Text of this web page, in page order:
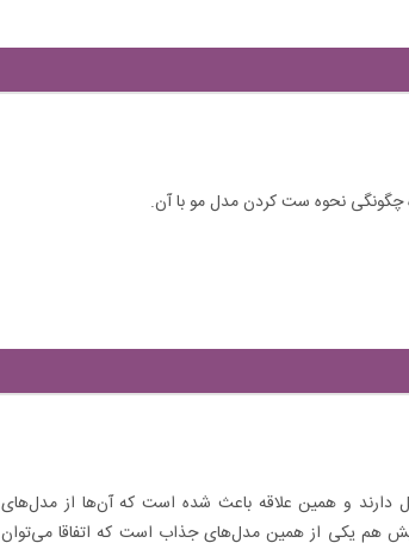
چگونگی نحوه ست کردن مدل مو با آن.
دارند و همین علاقه باعث شده است که آن‌ها از مدل‌های
هم یکی از همین مدل‌های جذاب است که اتفاقا می‌توان